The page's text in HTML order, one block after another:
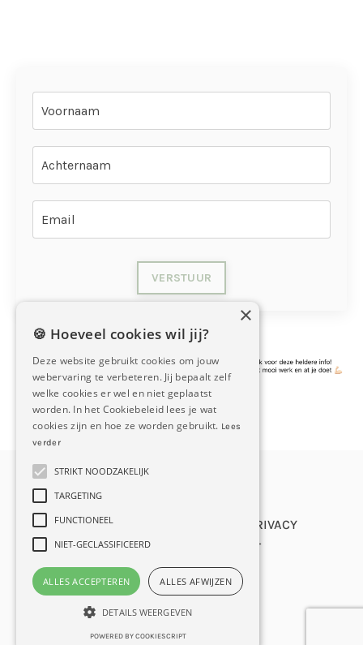
VERSTUUR
ALGEMENE VOORWAARDEN
PRIVACY
NIEUWSBRIEF
CONTACT
×
🍪 Hoeveel cookies wil jij?
Deze website gebruikt cookies om jouw
webervaring te verbeteren. Jij bepaalt zelf
welke cookies er wel en niet geplaatst
worden. In het Cookiebeleid lees je wat
cookies zijn en hoe ze worden gebruikt. Lees
verder
STRIKT NOODZAKELIJK
TARGETING
FUNCTIONEEL
NIET-GECLASSIFICEERD
ALLES ACCEPTEREN ALLES AFWIJZEN
DETAILS WEERGEVEN
POWERED BY COOKIESCRIPT